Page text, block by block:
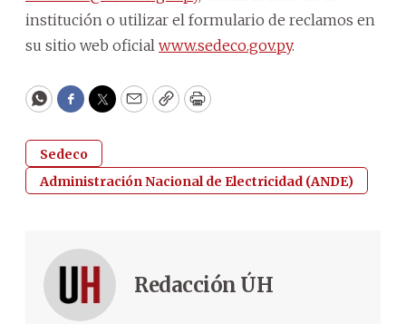
institución o utilizar el formulario de reclamos en
su sitio web oficial www.sedeco.gov.py.
WhatsApp
Facebook
Twitter
EmailCopyPrint
Sedeco
Administración Nacional de Electricidad (ANDE)
Redacción ÚH